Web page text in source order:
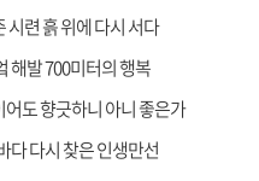
시련 흙 위에 다시 서다
해발 700미터의 행복
도 향긋하니 아니 좋은가
다 다시 찾은 인생만선